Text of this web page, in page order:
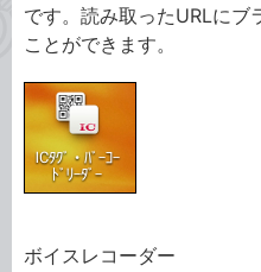
です。読み取ったURLにブ
ことができます。
ボイスレコーダー